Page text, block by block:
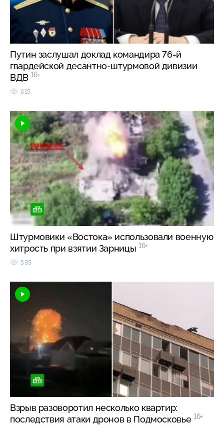
Путин заслушал доклад командира 76-й
гвардейской десантно-штурмовой дивизии
ВДВ 16+
615
Штурмовики «Востока» использовали военную
хитрость при взятии Зарницы 16+
535
Взрыв разоворотил несколько квартир:
последствия атаки дронов в Подмосковье 16+